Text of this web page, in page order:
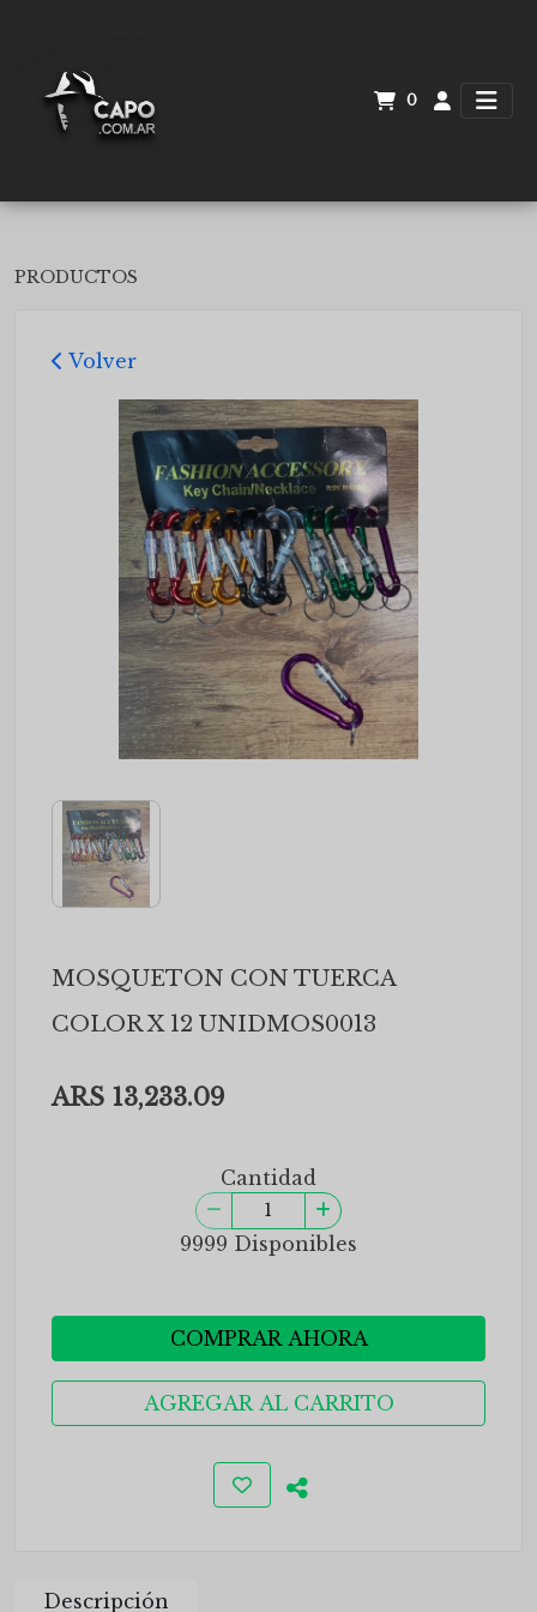
0
PRODUCTOS
Volver
MOSQUETON CON TUERCA
COLOR X 12 UNIDMOS0013
ARS 13,233.09
Cantidad
9999 Disponibles
COMPRAR AHORA
AGREGAR AL CARRITO
Descripción